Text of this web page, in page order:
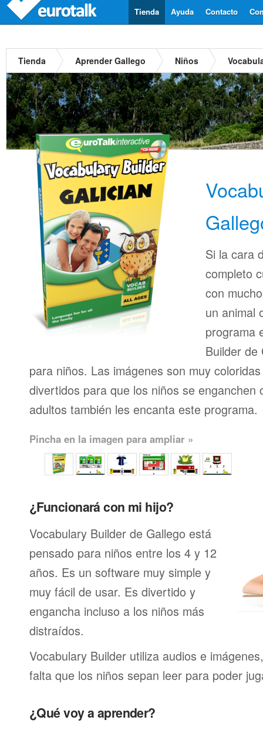
Contacto
Ayuda
Tienda
Tienda Aprender Gallego Niños
Si la cara
completo
con
un animal
programa
Builder de
para niños. Las imágenes son muy
divertidos para que los niños se enganchen
adultos también les encanta este programa.
Pincha en la imagen para ampliar »
¿Funcionará con mi hijo?
Vocabulary Builder de Gallego está
pensado para niños entre los 4 y 12
años. Es un software muy simple y
muy fácil de usar. Es divertido y
engancha incluso a los niños más
distraídos.
Vocabulary Builder utiliza audios e
falta que los niños sepan leer para poder
¿Qué voy a aprender?